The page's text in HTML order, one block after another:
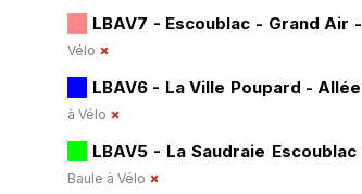
LBAV7 - Escoublac - Grand Air
Vélo
LBAV6 - La Ville Poupard -
à Vélo
LBAV5 - La Saudraie
Baule à Vélo